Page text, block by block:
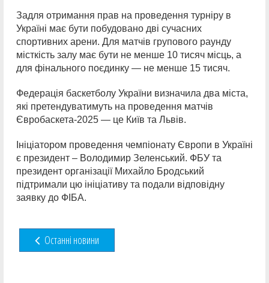
Задля отримання прав на проведення турніру в
Україні має бути побудовано дві сучасних
спортивних арени. Для матчів групового раунду
місткість залу має бути не менше 10 тисяч місць, а
для фінального поєдинку — не менше 15 тисяч.
Федерація баскетболу України визначила два міста,
які претендуватимуть на проведення матчів
Євробаскета-2025 — це Київ та Львів.
Ініціатором проведення чемпіонату Європи в Україні
є президент – Володимир Зеленський. ФБУ та
президент організації Михайло Бродський
підтримали цю ініціативу та подали відповідну
заявку до ФІБА.
Останні новини